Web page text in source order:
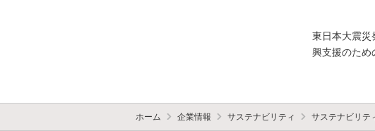
東日本大震災
興支援のため
ホーム 企業情報 サステナビリティ サステナビリテ